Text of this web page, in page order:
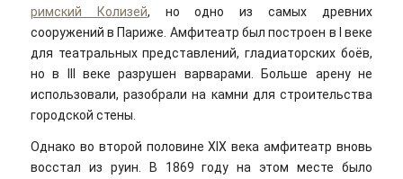
римский Колизей, но одно из самых древних
сооружений в Париже. Амфитеатр был построен в I веке
для театральных представлений, гладиаторских боёв,
но в III веке разрушен варварами. Больше арену не
использовали, разобрали на камни для строительства
городской стены.
Однако во второй половине XIX века амфитеатр вновь
восстал из руин. В 1869 году на этом месте было